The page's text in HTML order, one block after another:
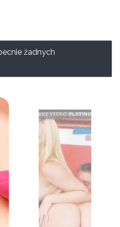
żadnych